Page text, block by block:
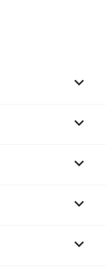




keyboard_arrow_down